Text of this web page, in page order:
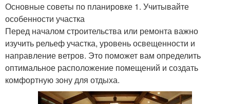
Основные советы по планировке 1. Учитывайте
особенности участка
Перед началом строительства или ремонта важно
изучить рельеф участка, уровень освещенности и
направление ветров. Это поможет вам определить
оптимальное расположение помещений и создать
комфортную зону для отдыха.